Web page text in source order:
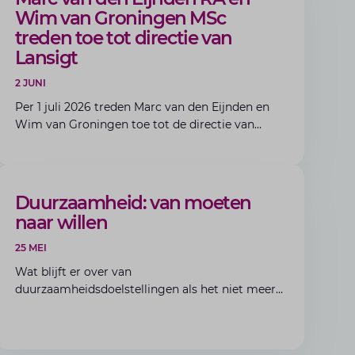
Wim van Groningen MSc
treden toe tot directie van
Lansigt
2 JUNI
Per 1 juli 2026 treden Marc van den Eijnden en
Wim van Groningen toe tot de directie van
BLOG
Duurzaamheid: van moeten
naar willen
25 MEI
Wat blijft er over van
duurzaamheidsdoelstellingen als het niet meer